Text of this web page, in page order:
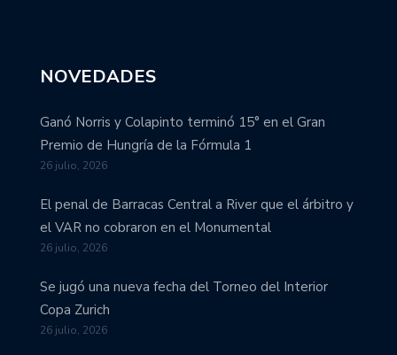
NOVEDADES
Ganó Norris y Colapinto terminó 15° en el Gran
Premio de Hungría de la Fórmula 1
26 julio, 2026
El penal de Barracas Central a River que el árbitro y
el VAR no cobraron en el Monumental
26 julio, 2026
Se jugó una nueva fecha del Torneo del Interior
Copa Zurich
26 julio, 2026